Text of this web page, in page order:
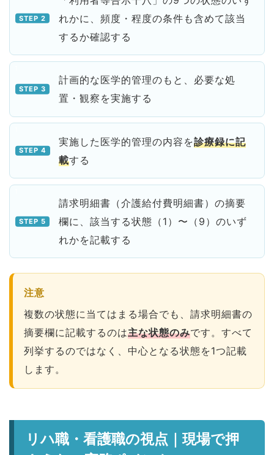
れかに、頻度・程度の条件も含めて該当
するか確認する
計画的な医学的管理のもと、必要な処
置・観察を実施する
実施した医学的管理の内容を診療録に記
載する
請求明細書（介護給付費明細書）の摘要
欄に、該当する状態（1）〜（9）のいず
れかを記載する
注意
複数の状態に当てはまる場合でも、請求明細書の
摘要欄に記載するのは主な状態のみです。すべて
列挙するのではなく、中心となる状態を1つ記載
します。
リハ職・看護職の視点｜現場で押